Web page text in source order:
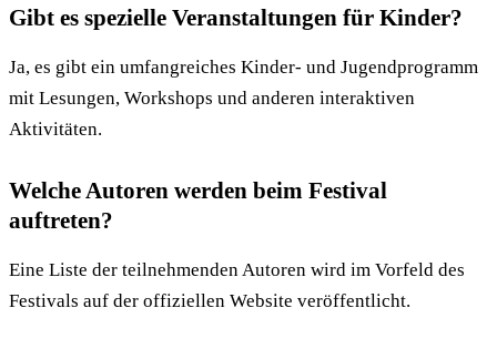
Gibt es spezielle Veranstaltungen für Kinder?
Ja, es gibt ein umfangreiches Kinder- und Jugendprogramm
mit Lesungen, Workshops und anderen interaktiven
Aktivitäten.
Welche Autoren werden beim Festival
auftreten?
Eine Liste der teilnehmenden Autoren wird im Vorfeld des
Festivals auf der offiziellen Website veröffentlicht.